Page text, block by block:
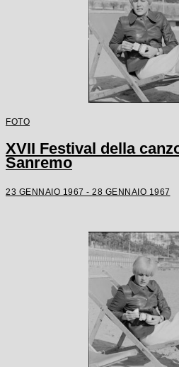
FOTO
XVII Festival della
Sanremo
23 GENNAIO 1967 - 28 GENNAIO 1967